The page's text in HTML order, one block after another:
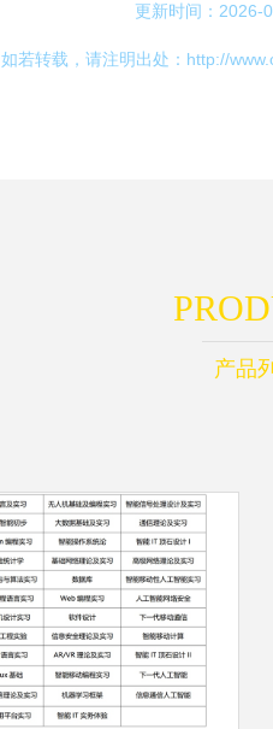
更新时间：2026-
如若转载，请注明出处：http://
产品